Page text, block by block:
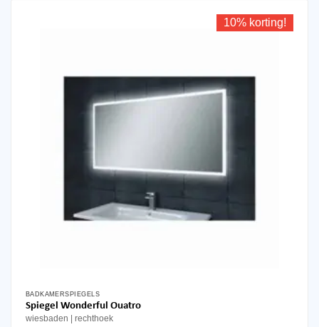
10% korting!
BADKAMERSPIEGELS
Spiegel Wonderful Ouatro
wiesbaden rechthoek
Dit
product